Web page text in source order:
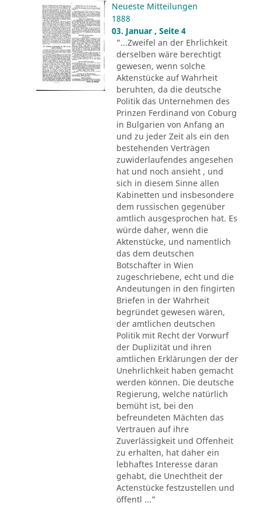
Neueste Mitteilungen
1888
03. Januar , Seite 4
"...Zweifel an der Ehrlichkeit
derselben wäre berechtigt
gewesen, wenn solche
Aktenstücke auf Wahrheit
beruhten, da die deutsche
Politik das Unternehmen des
Prinzen Ferdinand von Coburg
in Bulgarien von Anfang an
und zu jeder Zeit als ein den
bestehenden Verträgen
zuwiderlaufendes angesehen
hat und noch ansieht , und
sich in diesem Sinne allen
Kabinetten und insbesondere
dem russischen gegenüber
amtlich ausgesprochen hat. Es
würde daher, wenn die
Aktenstücke, und namentlich
das dem deutschen
Botschafter in Wien
zugeschriebene, echt und die
Andeutungen in den fingirten
Briefen in der Wahrheit
begründet gewesen wären,
der amtlichen deutschen
Politik mit Recht der Vorwurf
der Duplizität und ihren
amtlichen Erklärungen der der
Unehrlichkeit haben gemacht
werden können. Die deutsche
Regierung, welche natürlich
bemüht ist, bei den
befreundeten Mächten das
Vertrauen auf ihre
Zuverlässigkeit und Offenheit
zu erhalten, hat daher ein
lebhaftes Interesse daran
gehabt, die Unechtheit der
Actenstücke festzustellen und
öffentl ..."